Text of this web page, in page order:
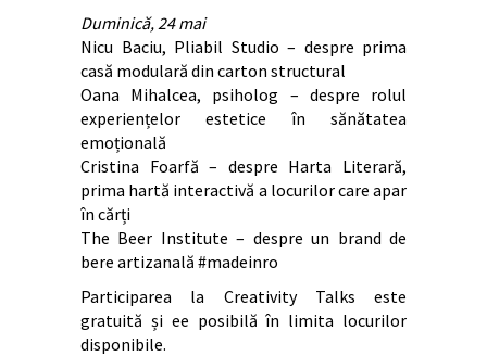
Duminică, 24 mai
Nicu Baciu, Pliabil Studio – despre prima
casă modulară din carton structural
Oana Mihalcea, psiholog – despre rolul
experiențelor estetice în sănătatea
emoțională
Cristina Foarfă – despre Harta Literară,
prima hartă interactivă a locurilor care apar
în cărți
The Beer Institute – despre un brand de
bere artizanală #madeinro
Participarea la Creativity Talks este
gratuită și ee posibilă în limita locurilor
disponibile.